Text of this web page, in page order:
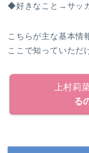
◆好きなこと→サッ
こちらが主な基本情
ここで知っていただ
上村莉
る